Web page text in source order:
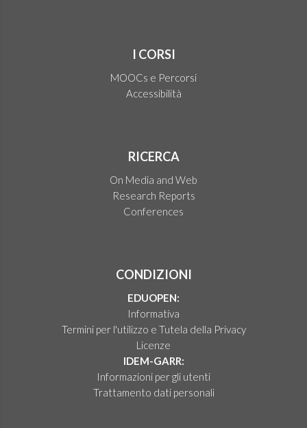
I CORSI
MOOCs e Percorsi
Accessibilità
RICERCA
On Media and Web
Research Reports
Conferences
CONDIZIONI
EDUOPEN:
Informativa
Termini per l'utilizzo e Tutela della Privacy
Licenze
IDEM-GARR:
Informazioni per gli utenti
Trattamento dati personali